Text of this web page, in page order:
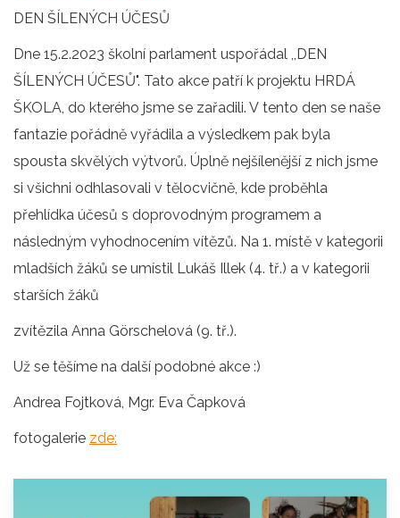
DEN ŠÍLENÝCH ÚČESŮ
Dne 15.2.2023 školní parlament uspořádal ,,DEN
ŠÍLENÝCH ÚČESŮ". Tato akce patří k projektu HRDÁ
ŠKOLA, do kterého jsme se zařadili. V tento den se naše
fantazie pořádně vyřádila a výsledkem pak byla
spousta skvělých výtvorů. Úplně nejšílenější z nich jsme
si všichni odhlasovali v tělocvičně, kde proběhla
přehlídka účesů s doprovodným programem a
následným vyhodnocením vítězů. Na 1. místě v kategorii
mladších žáků se umístil Lukáš Illek (4. tř.) a v kategorii
starších žáků
zvítězila Anna Görschelová (9. tř.).
Už se těšíme na další podobné akce :)
Andrea Fojtková, Mgr. Eva Čapková
fotogalerie zde: